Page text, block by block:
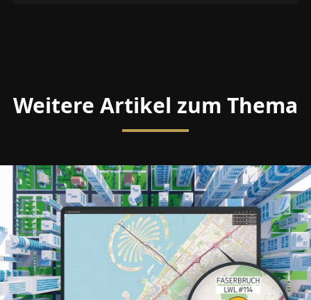
Weitere Artikel zum Thema